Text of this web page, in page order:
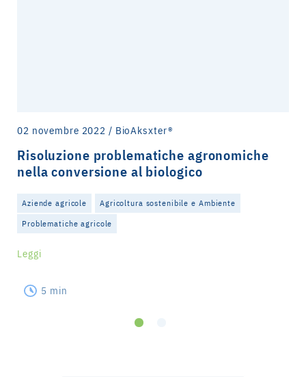
02 novembre 2022 / BioAksxter®
Risoluzione problematiche agronomiche
nella conversione al biologico
Aziende agricole
Agricoltura sostenibile e Ambiente
Problematiche agricole
Leggi
5 min